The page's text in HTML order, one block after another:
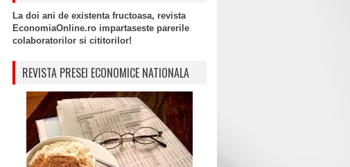
La doi ani de existenta fructoasa, revista
EconomiaOnline.ro impartaseste parerile
colaboratorilor si cititorilor!
REVISTA PRESEI ECONOMICE NATIONALA